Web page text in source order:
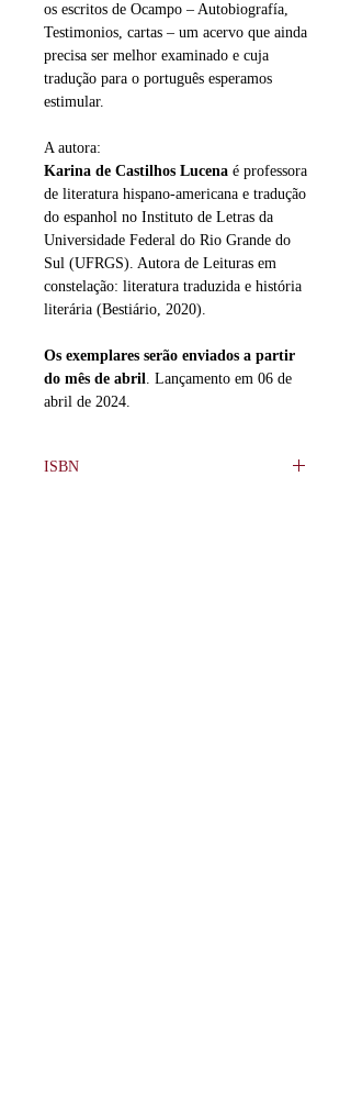
os escritos de Ocampo – Autobiografía,
Testimonios, cartas – um acervo que ainda
precisa ser melhor examinado e cuja
tradução para o português esperamos
estimular.
A autora:
Karina de Castilhos Lucena é professora
de literatura hispano-americana e tradução
do espanhol no Instituto de Letras da
Universidade Federal do Rio Grande do
Sul (UFRGS). Autora de Leituras em
constelação: literatura traduzida e história
literária (Bestiário, 2020).
Os exemplares serão enviados a partir
do mês de abril. Lançamento em 06 de
abril de 2024.
ISBN